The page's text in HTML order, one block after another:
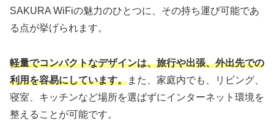
SAKURA WiFiの魅力のひとつに、その持ち運び可能であ
る点が挙げられます。
軽量でコンパクトなデザインは、旅行や出張、外出先での
利用を容易にしています。また、家庭内でも、リビング、
寝室、キッチンなど場所を選ばずにインターネット環境を
整えることが可能です。